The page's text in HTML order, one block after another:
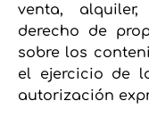
venta,
derecho de
sobre los
el ejercicio de
autorización